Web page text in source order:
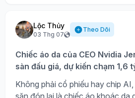
Lộc Thủy
03 Thg 07
Theo Dõi
Chiếc áo da của CEO Nvidia
sàn đấu giá, dự kiến chạm 1,6
Không phải cổ phiếu hay chip
săn đón lại là chiếc áo khoác da